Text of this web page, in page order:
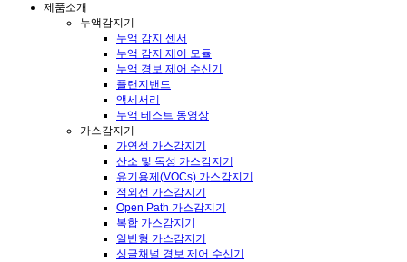
제품소개
누액감지기
누액 감지 센서
누액 감지 제어 모듈
누액 경보 제어 수신기
플랜지밴드
액세서리
누액 테스트 동영상
가스감지기
가연성 가스감지기
산소 및 독성 가스감지기
유기용제(VOCs) 가스감지기
적외선 가스감지기
Open Path 가스감지기
복합 가스감지기
일반형 가스감지기
싱글채널 경보 제어 수신기